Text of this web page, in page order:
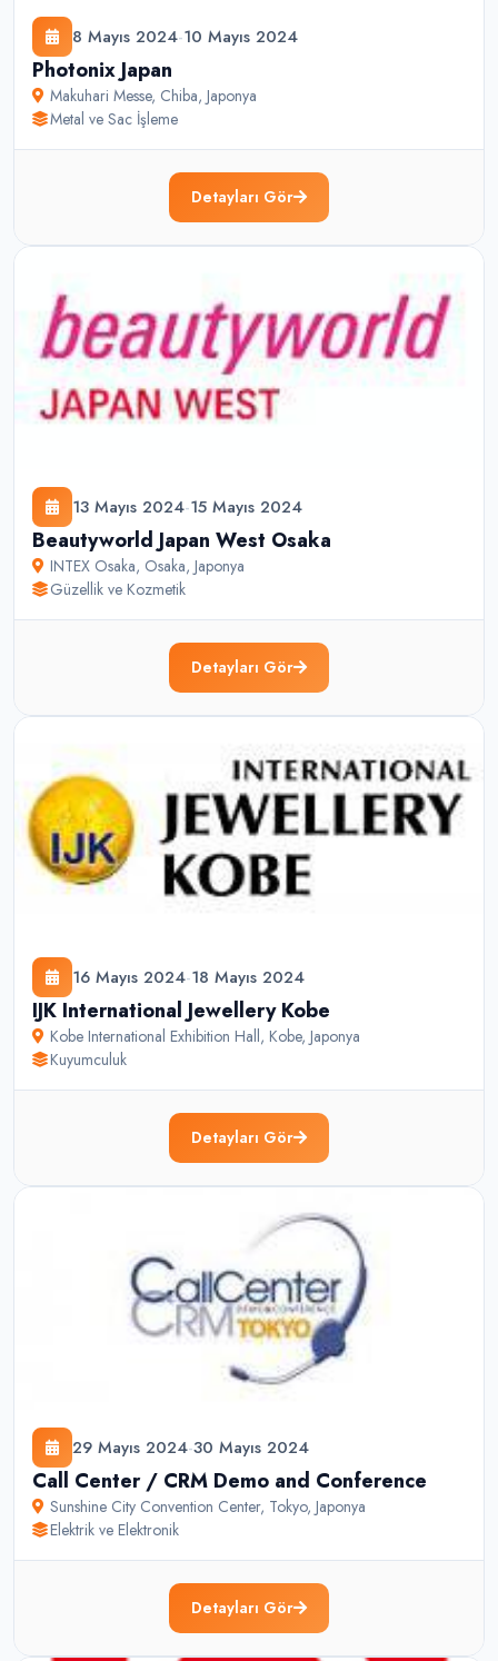
8 Mayıs 2024-10 Mayıs 2024
Photonix Japan
Makuhari Messe, Chiba, Japonya
Metal ve Sac İşleme
Detayları Gör
13 Mayıs 2024-15 Mayıs 2024
Beautyworld Japan West Osaka
INTEX Osaka, Osaka, Japonya
Güzellik ve Kozmetik
Detayları Gör
16 Mayıs 2024-18 Mayıs 2024
IJK International Jewellery Kobe
Kobe International Exhibition Hall, Kobe, Japonya
Kuyumculuk
Detayları Gör
29 Mayıs 2024-30 Mayıs 2024
Call Center / CRM Demo and Conference
Sunshine City Convention Center, Tokyo, Japonya
Elektrik ve Elektronik
Detayları Gör